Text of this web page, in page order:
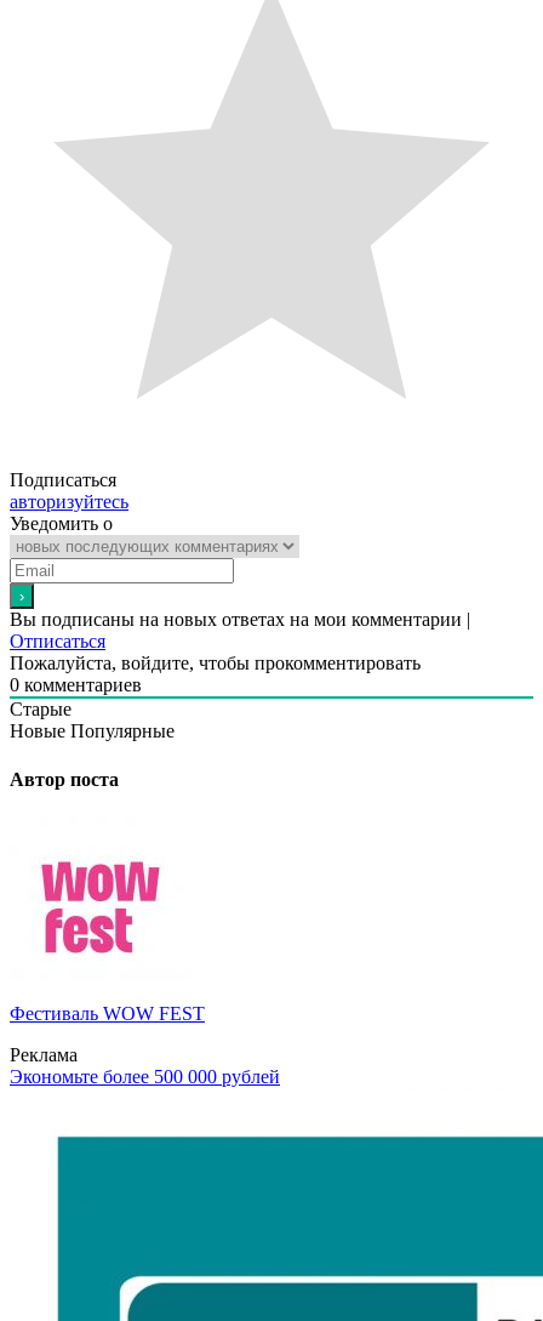
Подписаться
авторизуйтесь
Уведомить о
Вы подписаны на новых ответах на мои комментарии |
Отписаться
Пожалуйста, войдите, чтобы прокомментировать
0 комментариев
Старые
Новые Популярные
Автор поста
Фестиваль WOW FEST
Реклама
Экономьте более 500 000 рублей